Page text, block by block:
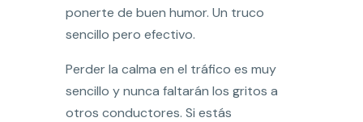
ponerte de buen humor. Un truco
sencillo pero efectivo.
Perder la calma en el tráfico es muy
sencillo y nunca faltarán los gritos a
otros conductores. Si estás